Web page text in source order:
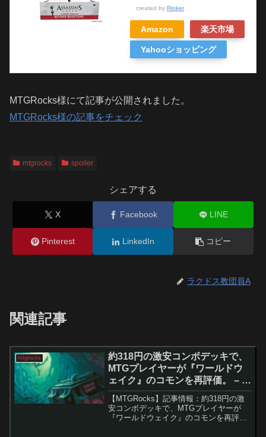
created by Rinker
Amazon 楽天市場
Yahooショッピング
MTGRocks様にて記事が公開されました。
MTGRocks様の記事をチェック
mtgrocks spoiler
シェアする
X Facebook LINE
Pinterest LinkedIn コピー
ラクドス教団員A
関連記事
mtgrocks
約318円の激安コンボデッキで、
MTGプレイヤーが『ワールドウ
ェイク』のコモンを再評価。 – マ
ジック：ザ・ギャザリング
【MTGRocks】記事情報：約318円の激
安コンボデッキで、MTGプレイヤーが
『ワールドウェイク』のコモンを再評